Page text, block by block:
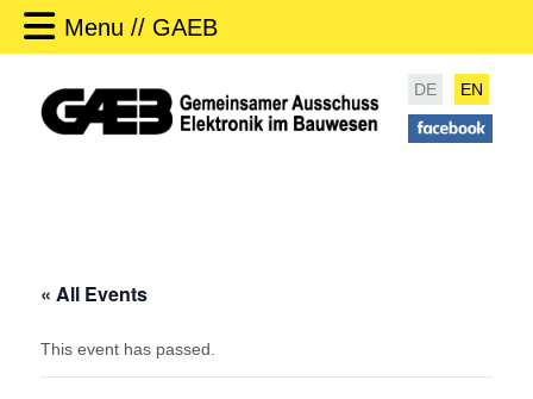
Menu // GAEB
DE EN
« All Events
This event has passed.